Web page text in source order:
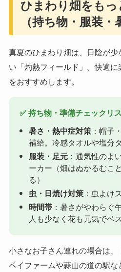
ひまわり畑をも
（持ち物・服装・
真夏のひまわり畑は、日陰が
い「灼熱フィールド」。快適
をおすすめします。
✅ 持ち物・準備チェックリ
暑さ・熱中症対策 ：帽子
補給。冷感タオルや塩分
服装・足元 ：通気性のよ
ーカー（畑はぬかるむこ
る）
虫・日焼け対策 ：虫よけ
時間帯 ：暑さがやわらぐ
人も少なく花も元気でベ
小さなお子さん連れの場合は
ベイファームや蒜山の道の駅